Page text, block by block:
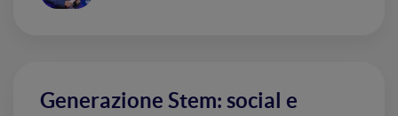
Generazione Stem: social e